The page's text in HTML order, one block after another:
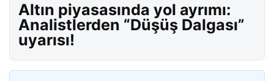
Altın piyasasında yol ayrımı:
Analistlerden “Düşüş Dalgası”
uyarısı!